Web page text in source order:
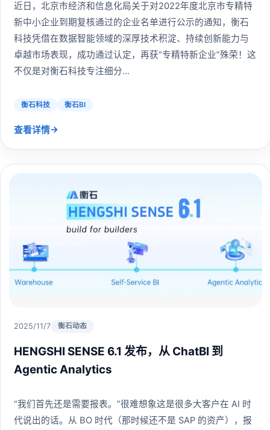
近日，北京市经济和信息化局关于对2022年度北京市专精特
新中小企业到期复核通过的企业名单进行公示的通知，衡石
科技凭借在数据智能领域的深厚技术积淀、持续创新能力与
卓越市场表现，成功通过认定，再获“专精特新企业”殊荣！这
不仅是对衡石科技专注细分...
衡石科技 衡石BI
查看详情→
2025/11/7 衡石动态
HENGSHI SENSE 6.1 发布，从 ChatBI 到
Agentic Analytics
“我们首先还是需要报表。”很难想象这是很多大客户在 AI 时
代说出的话。从 BO 时代（那时候还不是 SAP 的资产），报